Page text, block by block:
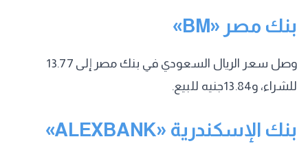
بنك مصر «BM»
وصل سعر الريال السعودي في بنك مصر إلى 13.77
للشراء، و13.84جنيه للبيع.
بنك الإسكندرية «ALEXBANK»